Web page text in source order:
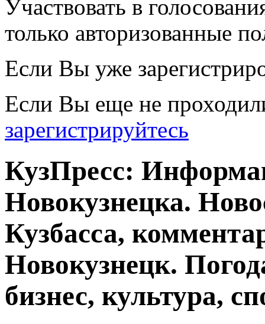
Участвовать в
только авторизованные
Если Вы уже
Если Вы еще не
зарегистрируйтесь
КузПресс:
Новокузнецка.
Кузбасса,
Новокузнецк.
бизнес, культура,